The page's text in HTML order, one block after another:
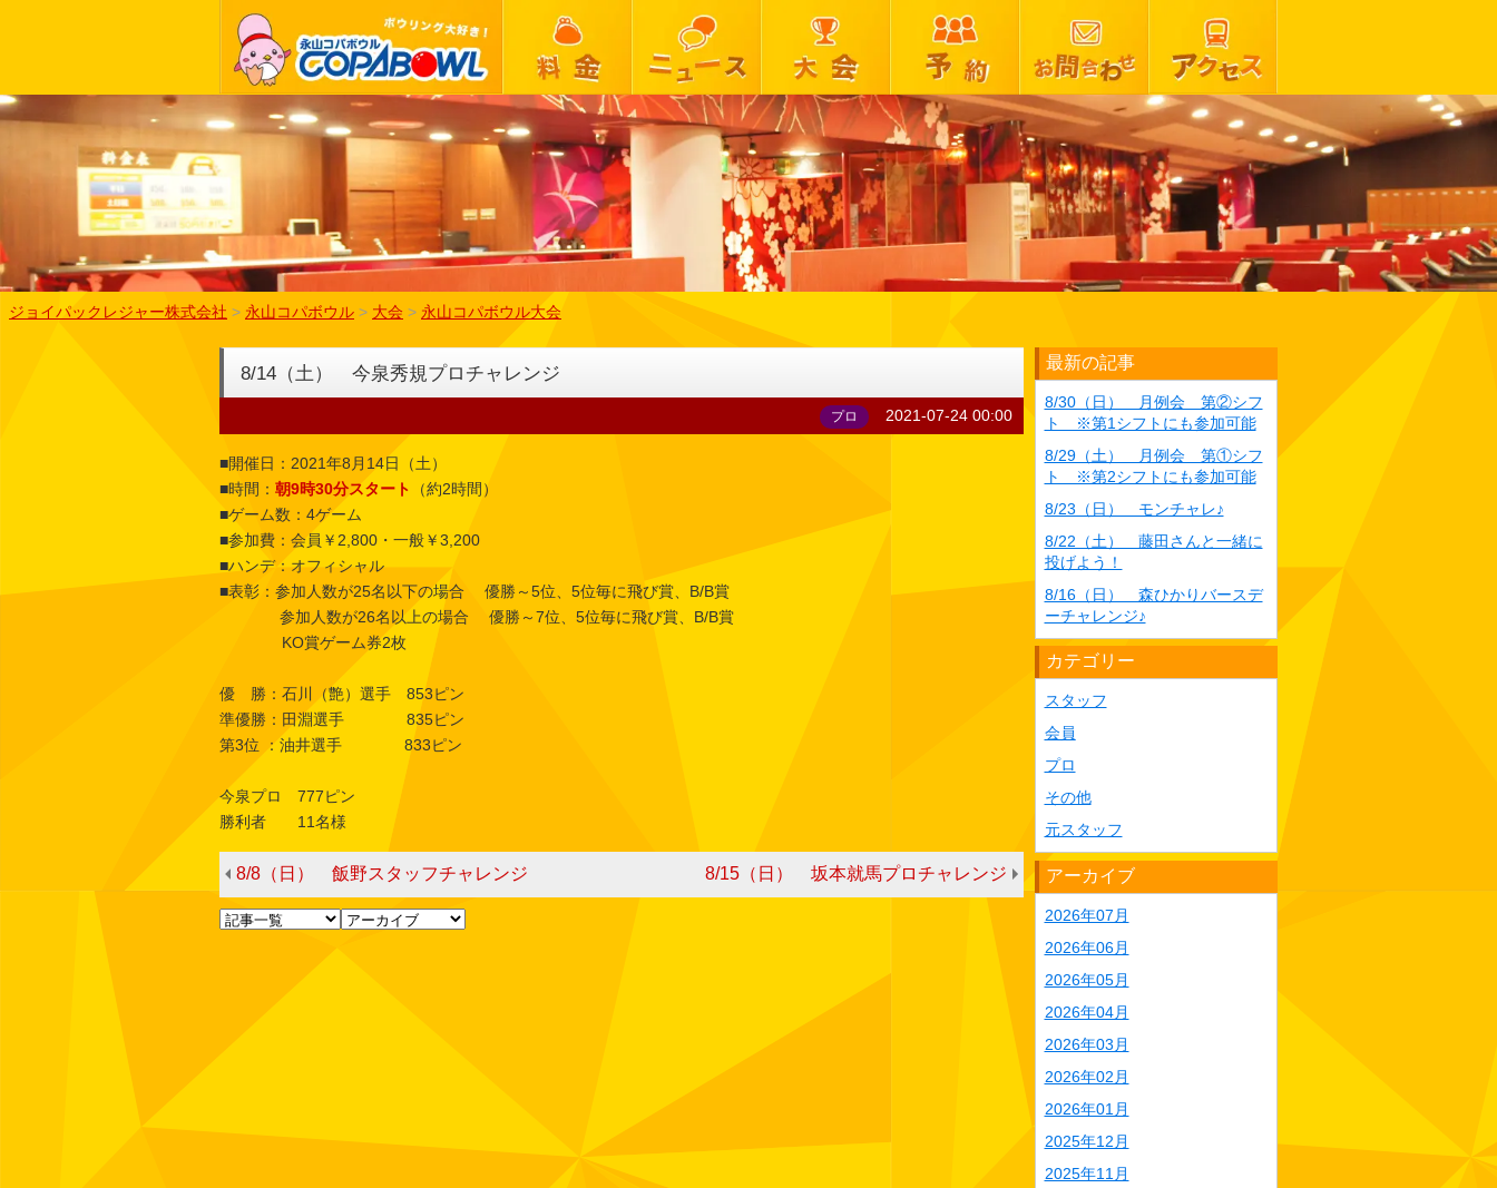
ジョイパックレジャー株式会社 > 永山コパボウル > 大会 > 永山コパボウル大会
8/14（土） 今泉秀規プロチャレンジ
プロ 2021-07-24 00:00
■開催日：2021年8月14日（土）
■時間： 朝9時30分スタート
（約2時間）
■ゲーム数：4ゲーム
■参加費：会員￥2,800・一般￥3,200
■ハンデ：オフィシャル
■表彰：参加人数が25名以下の場合 優勝～5位、5位毎に飛び賞、B/B賞
参加人数が26名以上の場合 優勝～7位、5位毎に飛び賞、B/B賞
KO賞ゲーム券2枚
優 勝：石川（艶）選手 853ピン
準優勝：田淵選手 835ピン
第3位 ：油井選手 833ピン
今泉プロ 777ピン
勝利者 11名様
8/8（日） 飯野スタッフチャレンジ 8/15（日） 坂本就馬プロチャレンジ
最新の記事
8/30（日） 月例会 第②シフ
ト ※第1シフトにも参加可能
8/29（土） 月例会 第①シフ
ト ※第2シフトにも参加可能
8/23（日） モンチャレ♪
8/22（土） 藤田さんと一緒に
投げよう！
8/16（日） 森ひかりバースデ
ーチャレンジ♪
カテゴリー
スタッフ
会員
プロ
その他
元スタッフ
アーカイブ
2026年07月
2026年06月
2026年05月
2026年04月
2026年03月
2026年02月
2026年01月
2025年12月
2025年11月